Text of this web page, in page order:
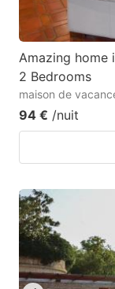
Amazing home
2 Bedrooms
maison de
94 € /nuit